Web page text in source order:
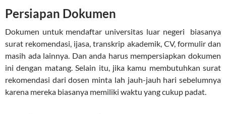
Persiapan Dokumen
Dokumen untuk mendaftar universitas luar negeri biasanya
surat rekomendasi, ijasa, transkrip akademik, CV, formulir dan
masih ada lainnya. Dan anda harus mempersiapkan dokumen
ini dengan matang. Selain itu, jika kamu membutuhkan surat
rekomendasi dari dosen minta lah jauh-jauh hari sebelumnya
karena mereka biasanya memiliki waktu yang cukup padat.